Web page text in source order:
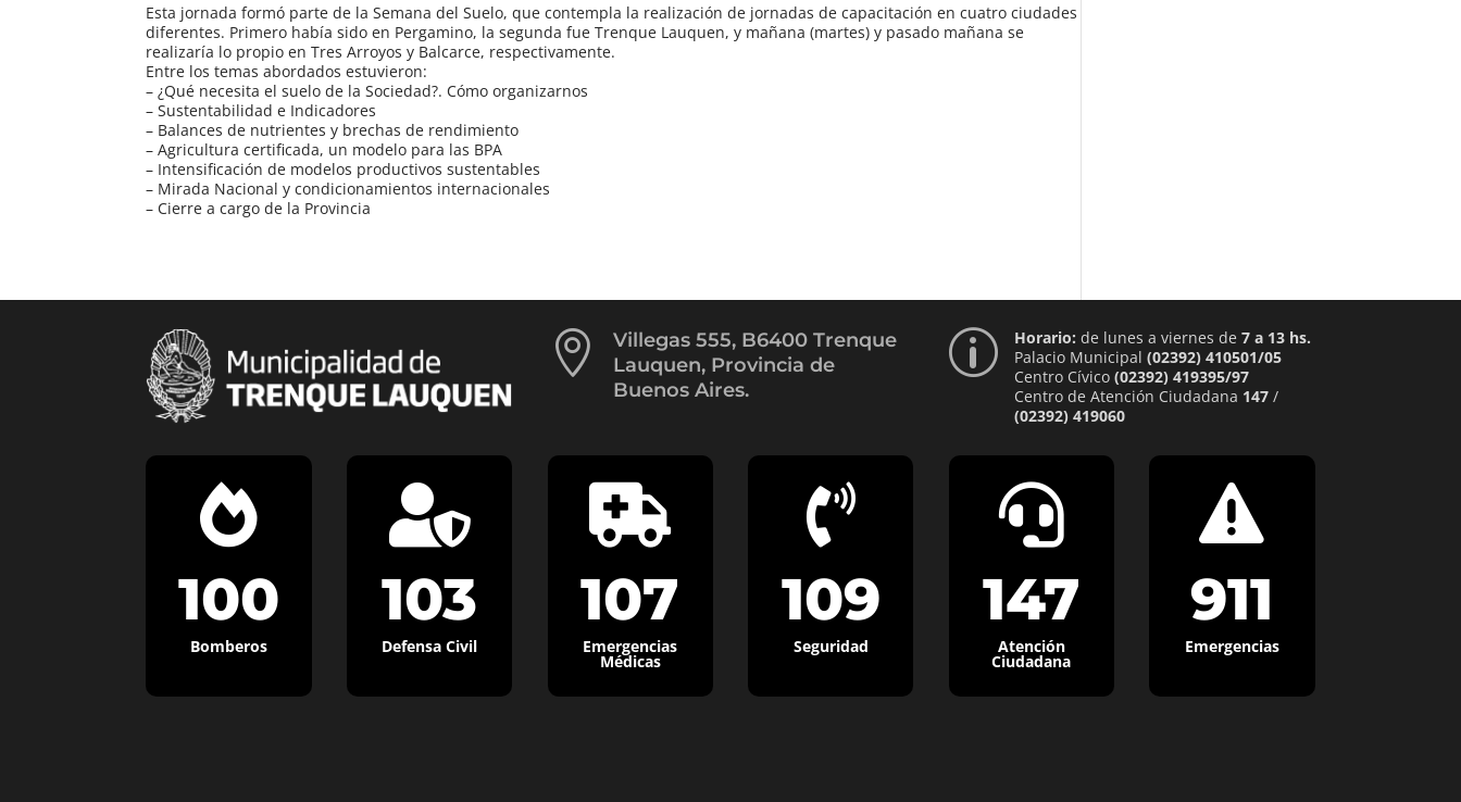
Esta jornada formó parte de la Semana del Suelo, que contempla la realización de jornadas de capacitación en cuatro ciudades
diferentes. Primero había sido en Pergamino, la segunda fue Trenque Lauquen, y mañana (martes) y pasado mañana se
realizaría lo propio en Tres Arroyos y Balcarce, respectivamente.
Entre los temas abordados estuvieron:
– ¿Qué necesita el suelo de la Sociedad?. Cómo organizarnos
– Sustentabilidad e Indicadores
– Balances de nutrientes y brechas de rendimiento
– Agricultura certificada, un modelo para las BPA
– Intensificación de modelos productivos sustentables
– Mirada Nacional y condicionamientos internacionales
– Cierre a cargo de la Provincia

Villegas 555, B6400 Trenque
Lauquen, Provincia de
Buenos Aires.
p Horario: de lunes a viernes de 7 a 13 hs.
Palacio Municipal (02392) 410501/05
Centro Cívico (02392) 419395/97
Centro de Atención Ciudadana 147/
(02392) 419060

100
Bomberos

103
Defensa Civil

107
Emergencias
Médicas

109
Seguridad

147
Atención
Ciudadana

911
Emergencias